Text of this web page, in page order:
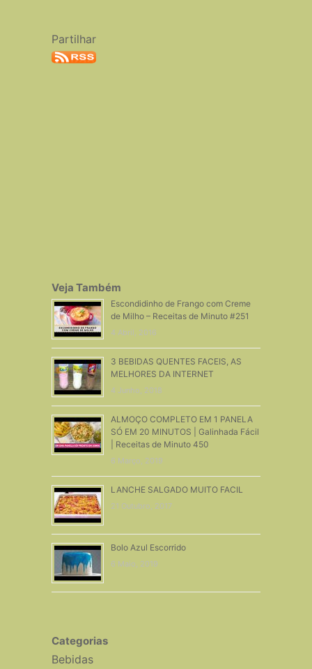
Partilhar
Veja Também
Escondidinho de Frango com Creme
de Milho – Receitas de Minuto #251
4 Abril, 2016
3 BEBIDAS QUENTES FACEIS, AS
MELHORES DA INTERNET
4 Junho, 2018
ALMOÇO COMPLETO EM 1 PANELA
SÓ EM 20 MINUTOS | Galinhada Fácil
| Receitas de Minuto 450
6 Março, 2019
LANCHE SALGADO MUITO FACIL
21 Outubro, 2017
Bolo Azul Escorrido
6 Maio, 2019
Categorias
Bebidas